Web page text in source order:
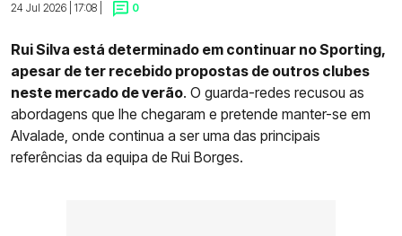
24 Jul 2026 | 17:08 |
0
Rui Silva está determinado em continuar no Sporting,
apesar de ter recebido propostas de outros clubes
neste mercado de verão. O guarda-redes recusou as
abordagens que lhe chegaram e pretende manter-se em
Alvalade, onde continua a ser uma das principais
referências da equipa de Rui Borges.